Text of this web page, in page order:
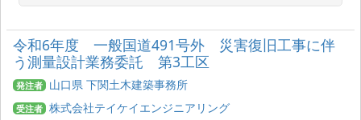
令和6年度 一般国道491号外 災害復旧工事に伴
う測量設計業務委託 第3工区
発注者 山口県 下関土木建築事務所
受注者 株式会社テイケイエンジニアリング